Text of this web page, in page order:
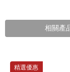
相關產
精選優惠